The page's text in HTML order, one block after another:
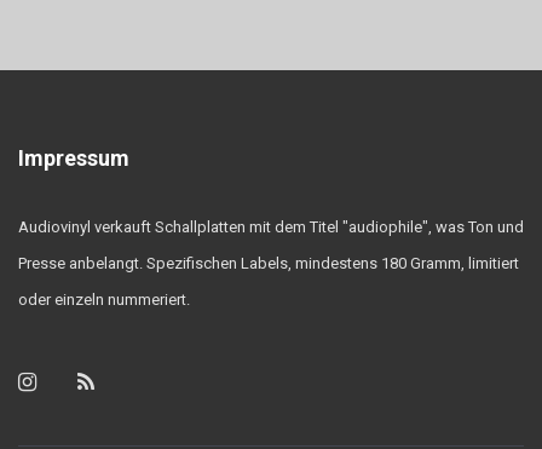
Impressum
Audiovinyl verkauft Schallplatten mit dem Titel "audiophile", was Ton und
Presse anbelangt. Spezifischen Labels, mindestens 180 Gramm, limitiert
oder einzeln nummeriert.